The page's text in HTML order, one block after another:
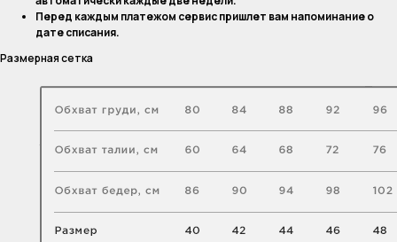
Перед каждым платежом сервис пришлет вам напоминание о
дате списания.
Размерная сетка